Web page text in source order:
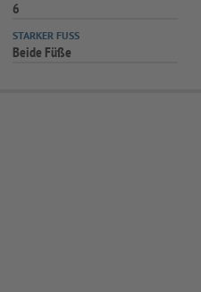
6
STARKER FUSS
Beide Füße